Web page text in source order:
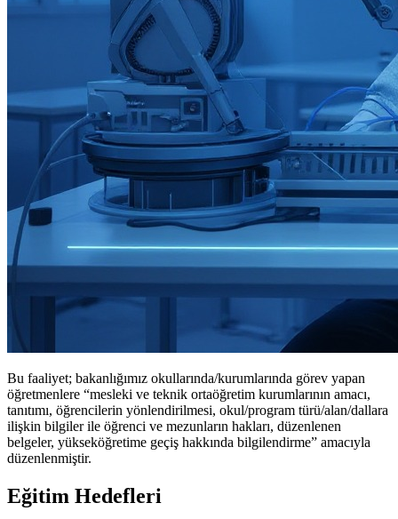
Bu faaliyet; bakanlığımız okullarında/kurumlarında görev yapan
öğretmenlere “mesleki ve teknik ortaöğretim kurumlarının amacı,
tanıtımı, öğrencilerin yönlendirilmesi, okul/program türü/alan/dallara
ilişkin bilgiler ile öğrenci ve mezunların hakları, düzenlenen
belgeler, yükseköğretime geçiş hakkında bilgilendirme” amacıyla
düzenlenmiştir.
Eğitim Hedefleri